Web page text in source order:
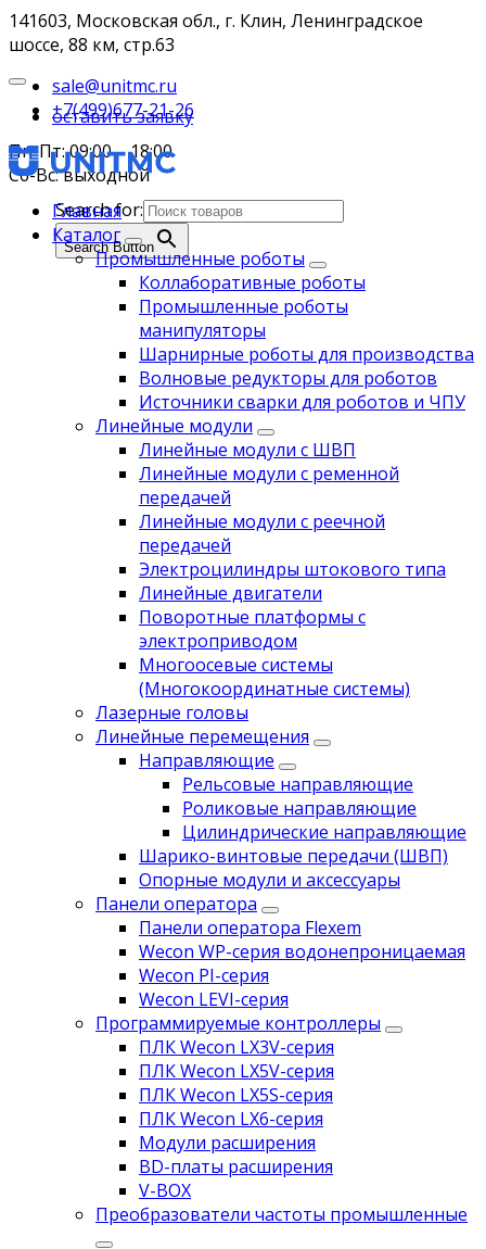
141603, Московская обл., г. Клин, Ленинградское
шоссе, 88 км, стр.63
sale@unitmc.ru
+7(499)677-21-26
Пн-Пт: 09:00 – 18:00
Сб-Вс: выходной
Search for:
Search Button
оставить заявку
Главная
Каталог
Промышленные роботы
Коллаборативные роботы
Промышленные роботы
манипуляторы
Шарнирные роботы для производства
Волновые редукторы для роботов
Источники сварки для роботов и ЧПУ
Линейные модули
Линейные модули с ШВП
Линейные модули с ременной
передачей
Линейные модули с реечной
передачей
Электроцилиндры штокового типа
Линейные двигатели
Поворотные платформы с
электроприводом
Многоосевые системы
(Многокоординатные системы)
Лазерные головы
Линейные перемещения
Направляющие
Рельсовые направляющие
Роликовые направляющие
Цилиндрические направляющие
Шарико-винтовые передачи (ШВП)
Опорные модули и аксессуары
Панели оператора
Панели оператора Flexem
Wecon WP-серия водонепроницаемая
Wecon PI-серия
Wecon LEVI-серия
Программируемые контроллеры
ПЛК Wecon LX3V-серия
ПЛК Wecon LX5V-серия
ПЛК Wecon LX5S-серия
ПЛК Wecon LX6-серия
Модули расширения
BD-платы расширения
V-BOX
Преобразователи частоты промышленные